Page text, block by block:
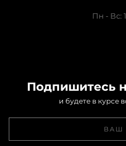
Пн - Вс:
Подпишитесь
и будете в курсе